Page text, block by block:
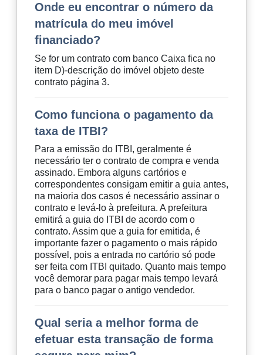
Onde eu encontrar o número da
matrícula do meu imóvel
financiado?
Se for um contrato com banco Caixa fica no
item D)-descrição do imóvel objeto deste
contrato página 3.
Como funciona o pagamento da
taxa de ITBI?
Para a emissão do ITBI, geralmente é
necessário ter o contrato de compra e venda
assinado. Embora alguns cartórios e
correspondentes consigam emitir a guia antes,
na maioria dos casos é necessário assinar o
contrato e levá-lo à prefeitura. A prefeitura
emitirá a guia do ITBI de acordo com o
contrato. Assim que a guia for emitida, é
importante fazer o pagamento o mais rápido
possível, pois a entrada no cartório só pode
ser feita com ITBI quitado. Quanto mais tempo
você demorar para pagar mais tempo levará
para o banco pagar o antigo vendedor.
Qual seria a melhor forma de
efetuar esta transação de forma